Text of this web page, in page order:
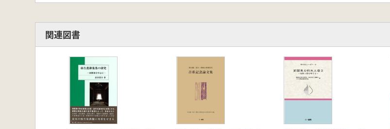
戦前の弥生文化研究
7.原始農業探究の方法― 実物・圧痕・遺物・遺跡 ―
8.原始農業をめぐって― プライオリティーの所在 ―
9.土器の編年研究― 相対年代と層位 ―
10.土器の研究方法― 山内清男と小林行雄 ―
11.弥生式文化の枠組み― 「日本遠古之文化」 ―
12.「ミネルヴァ論争」― 「弥生時代」は成立するのか ―
関連図書